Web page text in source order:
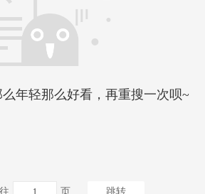
年轻那么好看，再重搜一次呗~
页 跳转